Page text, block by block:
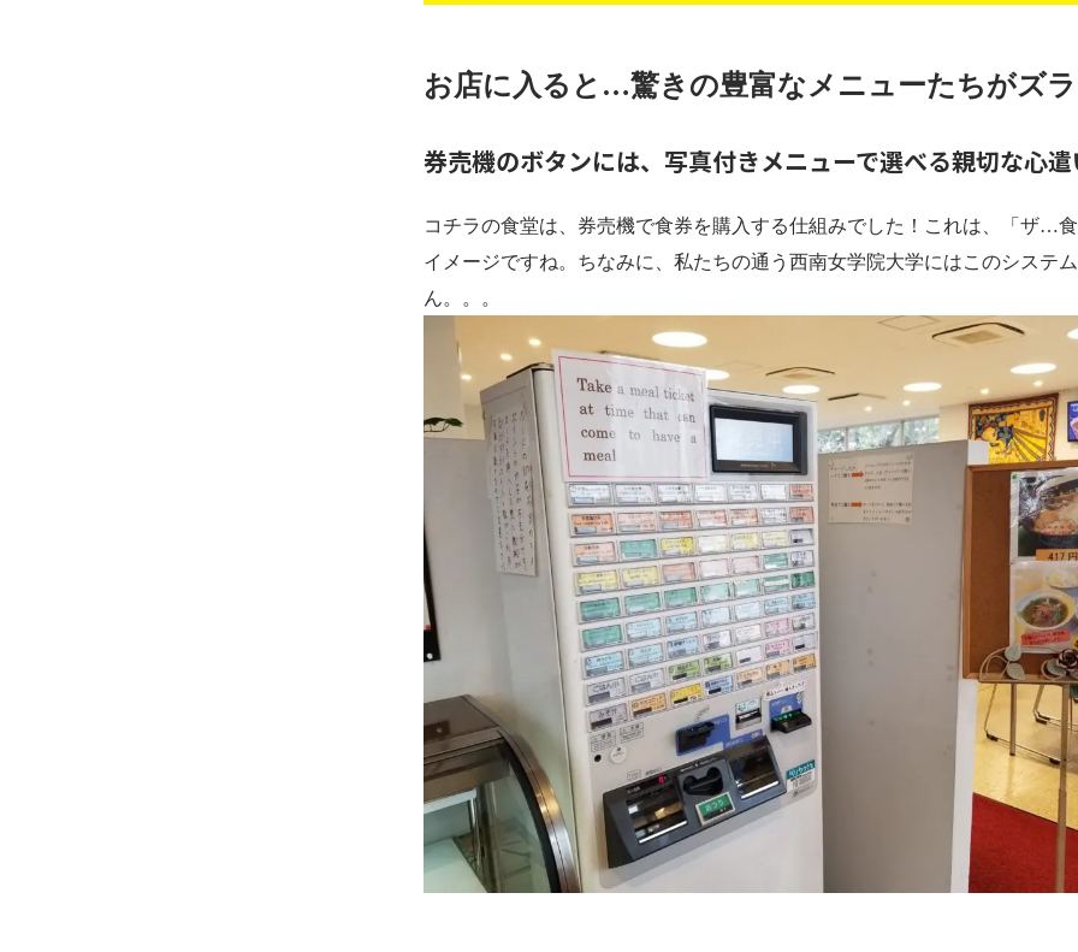
お店に入ると…驚きの豊富なメニューたちがズ
券売機のボタンには、写真付きメニューで選べる親切な心
コチラの食堂は、券売機で食券を購入する仕組みでした！これは、「ザ…
イメージですね。ちなみに、 私たちの通う西南女学院大学にはこのシステ
ん。。。